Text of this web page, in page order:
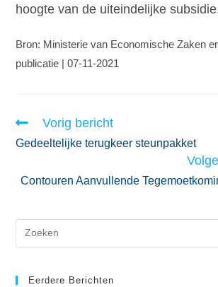
hoogte van de uiteindelijke
Bron: Ministerie van Economische Zaken
publicatie | 07-11-2021
Vorig bericht
Gedeeltelijke terugkeer steunpakket
Contouren Aanvullende
Eerdere Berichten